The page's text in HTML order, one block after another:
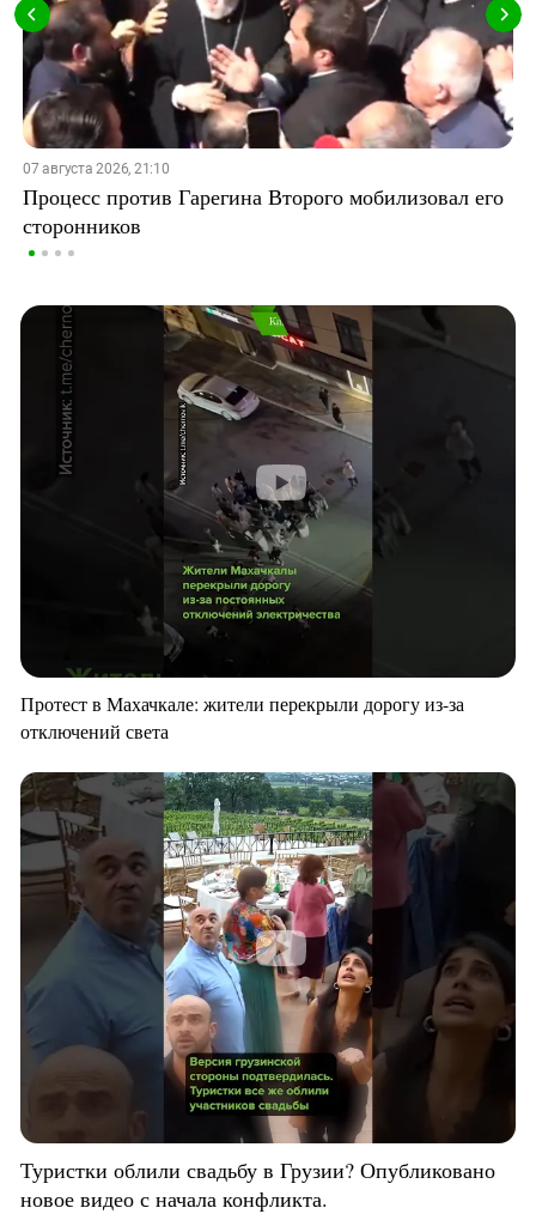
07 августа 2026, 21:10
Процесс против Гарегина Второго мобилизовал его
сторонников
Протест в Махачкале: жители перекрыли дорогу из-за
отключений света
Туристки облили свадьбу в Грузии? Опубликовано
новое видео с начала конфликта.